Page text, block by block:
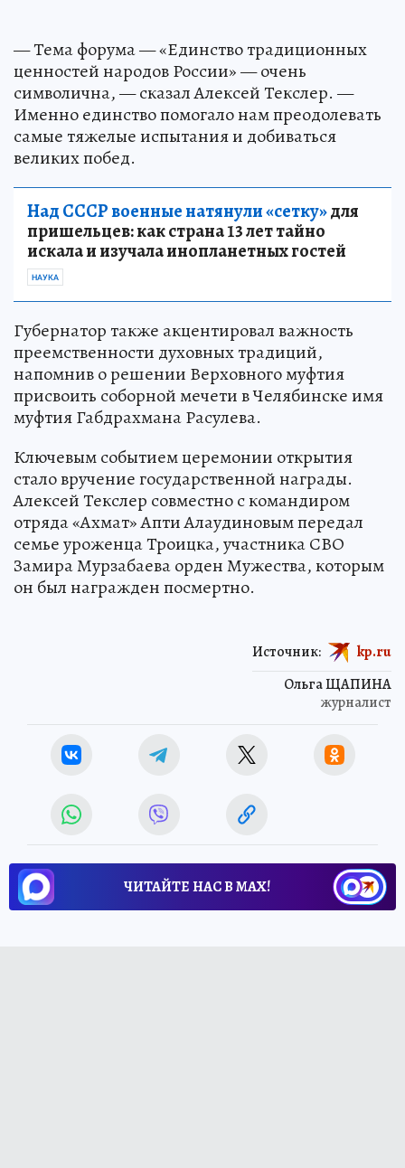
— Тема форума — «Единство традиционных
ценностей народов России» — очень
символична, — сказал Алексей Текслер. —
Именно единство помогало нам преодолевать
самые тяжелые испытания и добиваться
великих побед.
Над СССР военные натянули «сетку»для
пришельцев: как страна 13 лет тайно
искала и изучала инопланетных гостей
НАУКА
Губернатор также акцентировал важность
преемственности духовных традиций,
напомнив о решении Верховного муфтия
присвоить соборной мечети в Челябинске имя
муфтия Габдрахмана Расулева.
Ключевым событием церемонии открытия
стало вручение государственной награды.
Алексей Текслер совместно с командиром
отряда «Ахмат» Апти Алаудиновым передал
семье уроженца Троицка, участника СВО
Замира Мурзабаева орден Мужества, которым
он был награжден посмертно.
Ольга ЩАПИНА
журналист
Источник: kp.ru
ЧИТАЙТЕ НАС В МАХ!